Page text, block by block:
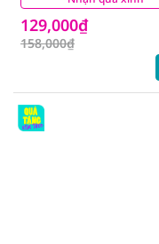
129,000₫
158,000₫